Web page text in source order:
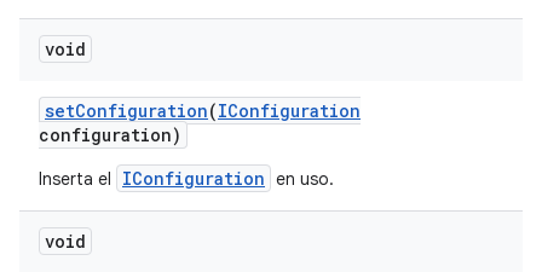
void
setConfiguration(IConfiguration
configuration)
Inserta el IConfiguration en uso.
void